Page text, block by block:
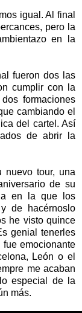
igual. Al final
pero la
en la
fueron dos las
cumplir con la
formaciones
cambiando el
del cartel. Así
de abrir la
nuevo tour, una
de su
en la que los
de hacérnoslo
he visto quince
genial tenerles
emocionante
León o el
me acaban
especial de la
más.